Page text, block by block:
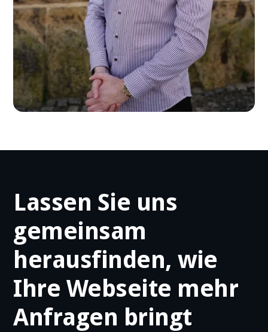
Lassen Sie uns
gemeinsam
herausfinden, wie
Ihre Webseite mehr
Anfragen bringt